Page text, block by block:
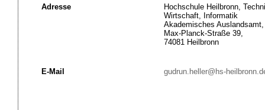
Adresse
Hochschule Heilbronn,
Wirtschaft, Informatik
Akademisches Auslandsamt,
Max-Planck-Straße 39,
74081 Heilbronn
E-Mail gudrun.heller@hs-